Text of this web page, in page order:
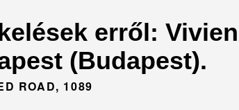
erről:
(Budapest).
ROAD, 1089